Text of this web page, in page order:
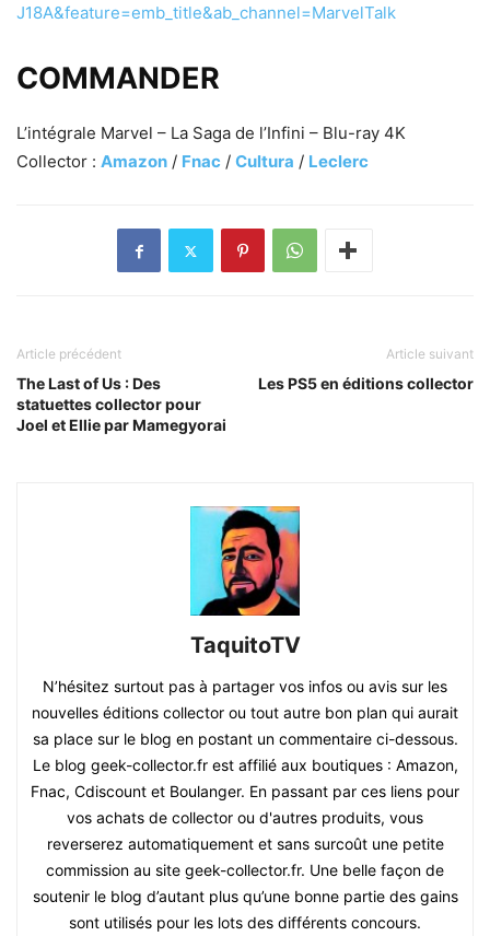
J18A&feature=emb_title&ab_channel=MarvelTalk
COMMANDER
L’intégrale Marvel – La Saga de l’Infini – Blu-ray 4K
Collector : Amazon / Fnac / Cultura / Leclerc
Article précédent
The Last of Us : Des
statuettes collector pour
Joel et Ellie par Mamegyorai
Article suivant
Les PS5 en éditions collector
TaquitoTV
N’hésitez surtout pas à partager vos infos ou avis sur les
nouvelles éditions collector ou tout autre bon plan qui aurait
sa place sur le blog en postant un commentaire ci-dessous.
Le blog geek-collector.fr est affilié aux boutiques : Amazon,
Fnac, Cdiscount et Boulanger. En passant par ces liens pour
vos achats de collector ou d'autres produits, vous
reverserez automatiquement et sans surcoût une petite
commission au site geek-collector.fr. Une belle façon de
soutenir le blog d’autant plus qu’une bonne partie des gains
sont utilisés pour les lots des différents concours.